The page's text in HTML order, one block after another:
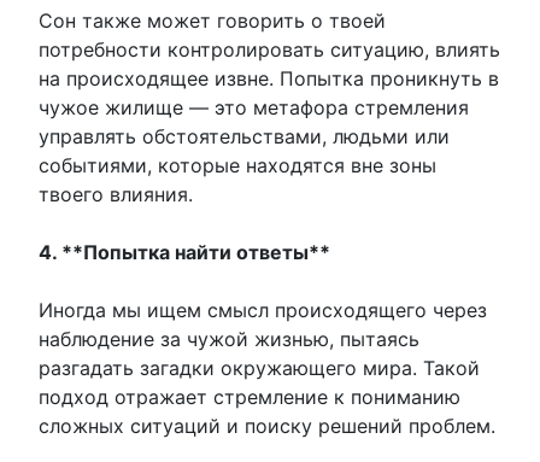
Сон также может говорить о твоей
потребности контролировать ситуацию, влиять
на происходящее извне. Попытка проникнуть в
чужое жилище — это метафора стремления
управлять обстоятельствами, людьми или
событиями, которые находятся вне зоны
твоего влияния.
4. **Попытка найти ответы**
Иногда мы ищем смысл происходящего через
наблюдение за чужой жизнью, пытаясь
разгадать загадки окружающего мира. Такой
подход отражает стремление к пониманию
сложных ситуаций и поиску решений проблем.